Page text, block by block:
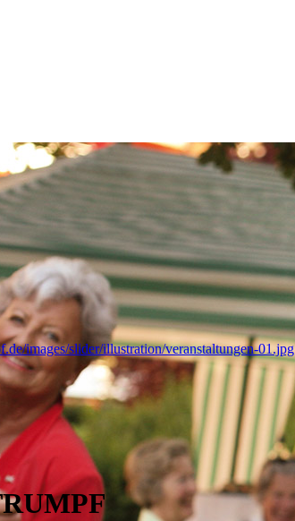
images/slider/illustration/veranstaltungen-01.jpg